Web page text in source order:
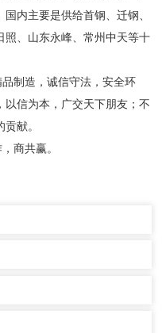
内主要是供给首钢、迁钢、
照、山东永峰、常州中天等十
制造，诚信守法，安全环
信为本，广交天下朋友；不
献。
商共赢。